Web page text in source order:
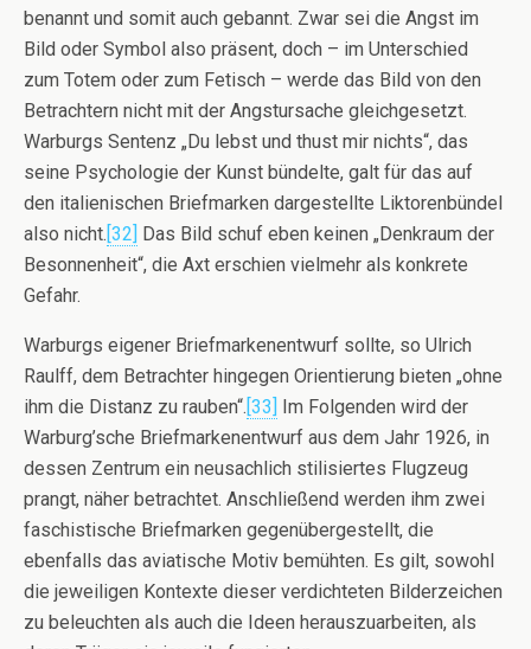
benannt und somit auch gebannt. Zwar sei die Angst im
Bild oder Symbol also präsent, doch – im Unterschied
zum Totem oder zum Fetisch – werde das Bild von den
Betrachtern nicht mit der Angstursache gleichgesetzt.
Warburgs Sentenz „Du lebst und thust mir nichts“, das
seine Psychologie der Kunst bündelte, galt für das auf
den italienischen Briefmarken dargestellte Liktorenbündel
also nicht.[32] Das Bild schuf eben keinen „Denkraum der
Besonnenheit“, die Axt erschien vielmehr als konkrete
Gefahr.
Warburgs eigener Briefmarkenentwurf sollte, so Ulrich
Raulff, dem Betrachter hingegen Orientierung bieten „ohne
ihm die Distanz zu rauben“.[33] Im Folgenden wird der
Warburg’sche Briefmarkenentwurf aus dem Jahr 1926, in
dessen Zentrum ein neusachlich stilisiertes Flugzeug
prangt, näher betrachtet. Anschließend werden ihm zwei
faschistische Briefmarken gegenübergestellt, die
ebenfalls das aviatische Motiv bemühten. Es gilt, sowohl
die jeweiligen Kontexte dieser verdichteten Bilderzeichen
zu beleuchten als auch die Ideen herauszuarbeiten, als